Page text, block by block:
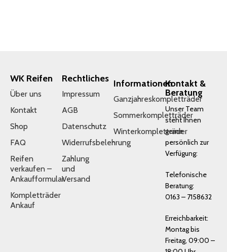
WK Reifen
Über uns
Kontakt
Shop
FAQ
Reifen
verkaufen –
Ankaufformular
Kompletträder
Ankauf
Rechtliches
Impressum
AGB
Datenschutz
Widerrufsbelehrung
Zahlung
und
Versand
Informationen
Ganzjahreskompletträder
Sommerkompletträder
Winterkompletträder
Kontakt &
Beratung
Unser Team
steht Ihnen
gerne
persönlich zur
Verfügung:
Telefonische
Beratung:
0163 – 7158632
Erreichbarkeit:
Montag bis
Freitag, 09:00 –